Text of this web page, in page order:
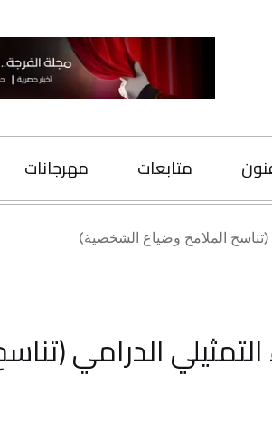
متابعات مهرجانات من نحن ؟
وضياع الشخصية)
الدرامي (تناسخ